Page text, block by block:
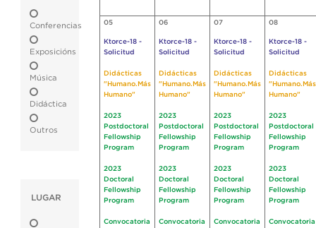
Conferencias
Exposicións
Música
Didáctica
Outros
LUGAR
05
Ktorce-18 -
Solicitud
Didácticas
"Humano.Más
Humano"
2023
Postdoctoral
Fellowship
Program
2023
Doctoral
Fellowship
Program
Convocatoria
06
Ktorce-18 -
Solicitud
Didácticas
"Humano.Más
Humano"
2023
Postdoctoral
Fellowship
Program
2023
Doctoral
Fellowship
Program
Convocatoria
07
Ktorce-18 -
Solicitud
Didácticas
"Humano.Más
Humano"
2023
Postdoctoral
Fellowship
Program
2023
Doctoral
Fellowship
Program
Convocatoria
08
Ktorce-18 -
Solicitud
Didácticas
"Humano.Más
Humano"
2023
Postdoctoral
Fellowship
Program
2023
Doctoral
Fellowship
Program
Convocatoria